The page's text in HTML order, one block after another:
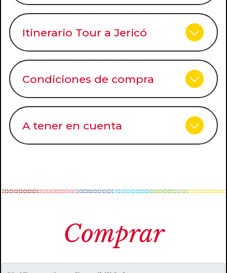
Itinerario Tour a Jericó
Condiciones de compra
A tener en cuenta
Comprar